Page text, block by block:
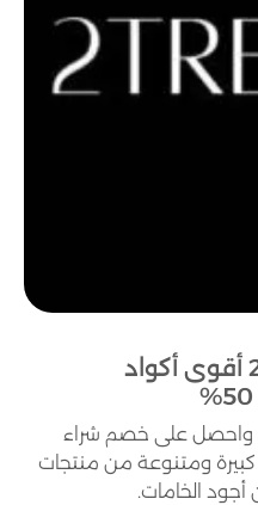
كود خصم توترندي 2026 أقوى أكواد
واحصل على خصم شراء
كبيرة ومتنوعة من منتجات
أجود الخامات.